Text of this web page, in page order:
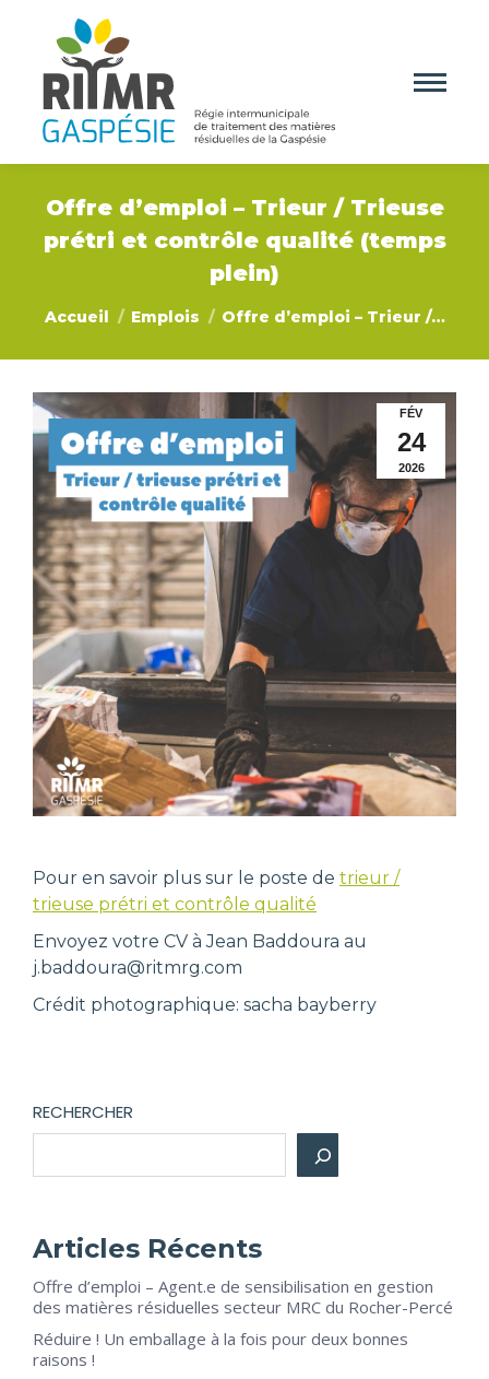
Offre d’emploi – Trieur / Trieuse
prétri et contrôle qualité (temps
plein)
Accueil Emplois Offre d’emploi – Trieur /…
FÉV
24
2026
Pour en savoir plus sur le poste de trieur /
trieuse prétri et contrôle qualité
Envoyez votre CV à Jean Baddoura au
j.baddoura@ritmrg.com
Crédit photographique: sacha bayberry
RECHERCHER
Articles Récents
Offre d’emploi – Agent.e de sensibilisation en gestion
des matières résiduelles secteur MRC du Rocher-Percé
Réduire ! Un emballage à la fois pour deux bonnes
raisons !